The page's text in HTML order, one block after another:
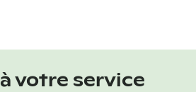
à votre service